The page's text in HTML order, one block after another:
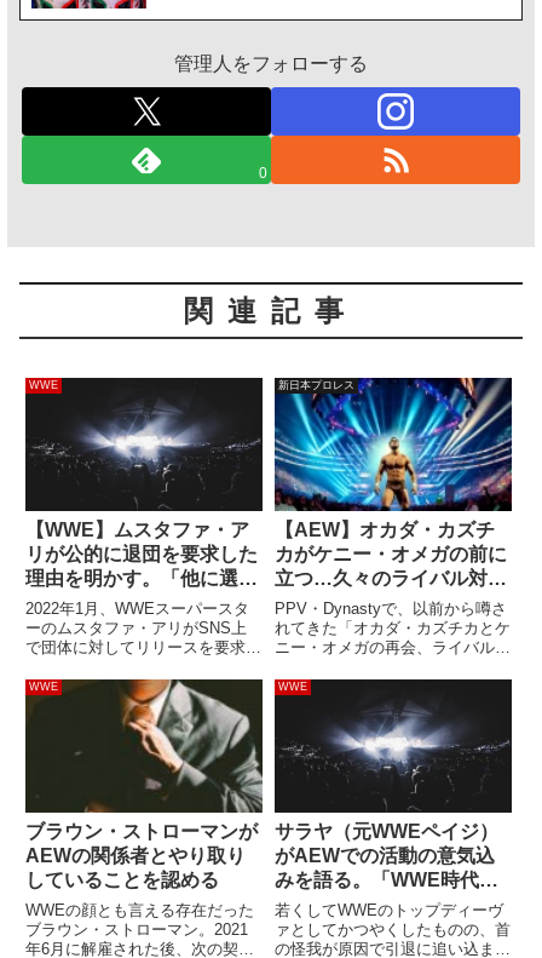
管理人をフォローする
0
関連記事
WWE
【WWE】ムスタファ・ア
リが公的に退団を要求した
理由を明かす。「他に選択
肢がなかった」
2022年1月、WWEスーパースタ
ーのムスタファ・アリがSNS上
で団体に対してリリースを要求し
の出演から長く離れており、最高
責任者ビンス・マクマホンとの間
に確執があったとされています。
しかし、この要求は受け入れ...
新日本プロレス
【AEW】オカダ・カズチ
カがケニー・オメガの前に
立つ…久々のライバル対決
を予感させる展開に
【Dynasty】
PPV・Dynastyで、以前から噂さ
れてきた「オカダ・カズチカとケ
ニー・オメガの再会、ライバル関
ありました。この日、ケニーは保
持するAEWインターナショナル
王座の防衛戦に出場。マイク・ベ
イリー＆リコシェの挑戦...
WWE
ブラウン・ストローマンが
AEWの関係者とやり取り
していることを認める
WWEの顔とも言える存在だった
ブラウン・ストローマン。2021
年6月に解雇された後、次の契約
WWE
サラヤ（元WWEペイジ）
がAEWでの活動の意気込
みを語る。「WWE時代も
大好きだけど、今も幸せ」
若くしてWWEのトップディーヴ
ァとしてかつやくしたものの、首
の怪我が原因で引退に追い込まれ